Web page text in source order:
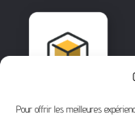
Pour offrir les meilleures